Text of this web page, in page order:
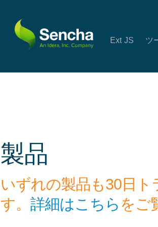
Ext JS ツ
製品
いずれの製品も30日
す。 詳細はこちら をご